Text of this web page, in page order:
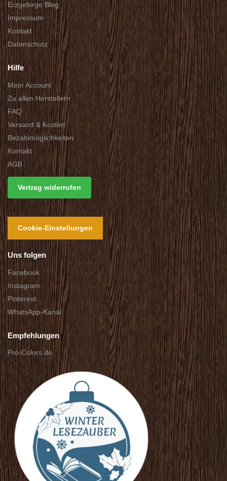
Erzgebirge Blog
Impressum
Kontakt
Datenschutz
Hilfe
Mein Account
Zu allen Herstellern
FAQ
Versand & Kosten
Bezahlmöglichkeiten
Kontakt
AGB
Vertrag widerrufen
Cookie-Einstellungen
Uns folgen
Facebook
Instagram
Pinterest
WhatsApp-Kanal
Empfehlungen
Pro-Colors.de